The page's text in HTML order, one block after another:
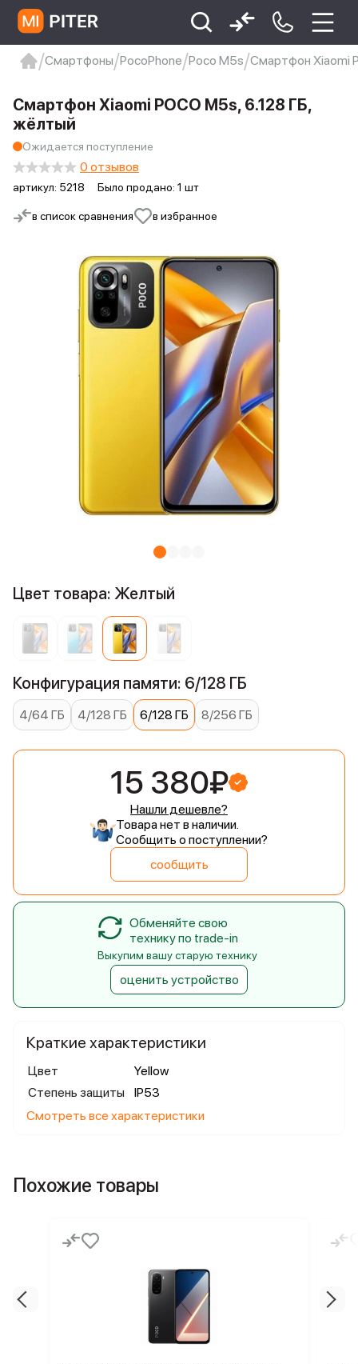
Xiaomi 9 про
xiaomi redmi 12c
Смартфоны PocoPhone Poco M5s Смартфон Xiaomi
в список сравнения в избранное
Смартфон Xiaomi POCO M5s, 6.128 ГБ,
жёлтый
Ожидается поступление
артикул: 5218 Было продано: 1 шт
0 отзывов
Краткие характеристики
Цвет
Yellow
Степень защиты
IP53
Смотреть все характеристики
Цвет товара: Желтый
Конфигурация памяти: 6/128 ГБ
4/64 ГБ 4/128 ГБ 6/128 ГБ 8/256 ГБ
15 380₽
Нашли дешевле?
Товара нет в наличии.
Сообщить о поступлении?
сообщить
Обменяйте свою
технику по trade-in
Выкупим вашу старую технику
оценить устройство
Похожие товары